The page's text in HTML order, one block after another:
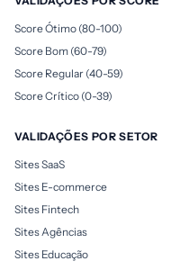
Score Ótimo (80-100)
Score Bom (60-79)
Score Regular (40-59)
Score Crítico (0-39)
VALIDAÇÕES POR SETOR
Sites SaaS
Sites E-commerce
Sites Fintech
Sites Agências
Sites Educação